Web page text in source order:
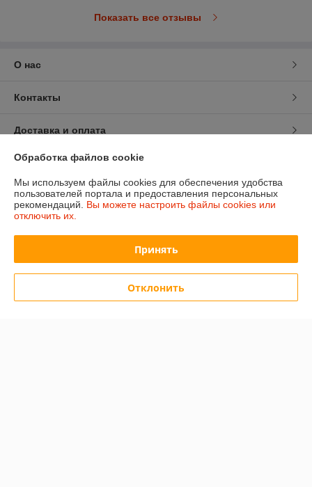
Показать все отзывы
О нас
Контакты
Доставка и оплата
График работы
Полная версия сайта
Сайт создан на платформе Deal.by
Обработка файлов cookie
Мы используем файлы cookies для обеспечения удобства
пользователей портала и предоставления персональных
рекомендаций. Вы можете настроить файлы cookies или
отключить их.
Принять
Отклонить